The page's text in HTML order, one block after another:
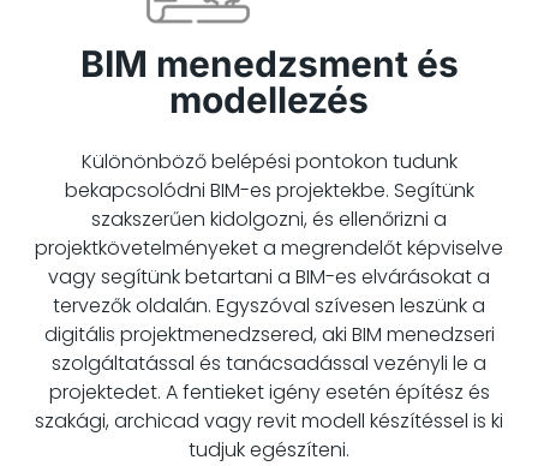
BIM menedzsment és
modellezés
Különönböző belépési pontokon tudunk
bekapcsolódni BIM-es projektekbe. Segítünk
szakszerűen kidolgozni, és ellenőrizni a
projektkövetelményeket a megrendelőt képviselve
vagy segítünk betartani a BIM-es elvárásokat a
tervezők oldalán. Egyszóval szívesen leszünk a
digitális projektmenedzsered, aki BIM menedzseri
szolgáltatással és tanácsadással vezényli le a
projektedet. A fentieket igény esetén építész és
szakági, archicad vagy revit modell készítéssel is ki
tudjuk egészíteni.